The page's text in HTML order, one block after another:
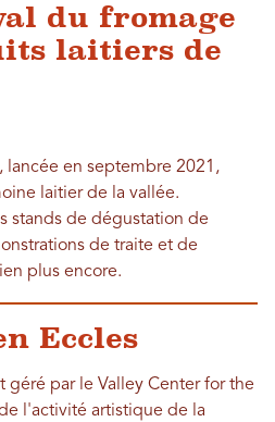
du fromage
laitiers de
lancée en septembre 2021,
laitier de la vallée.
stands de dégustation de
de traite et de
plus encore.
Eccles
géré par le Valley Center for the
l'activité artistique de la